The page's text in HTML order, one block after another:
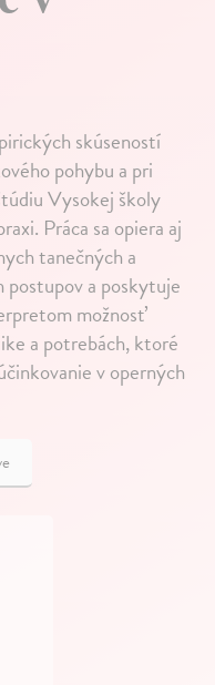
skúseností
pohybu a pri
Vysokej školy
Práca sa opiera aj
tanečných a
a poskytuje
možnosť
a potrebách, ktoré
v operných